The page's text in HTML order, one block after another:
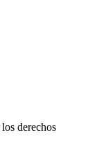
derechos